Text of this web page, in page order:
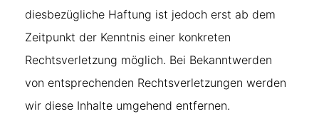
diesbezügliche Haftung ist jedoch erst ab dem
Zeitpunkt der Kenntnis einer konkreten
Rechtsverletzung möglich. Bei Bekanntwerden
von entsprechenden Rechtsverletzungen werden
wir diese Inhalte umgehend entfernen.